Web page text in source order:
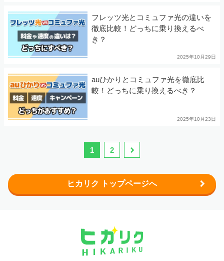
フレッツ光とコミュファ光の違いを
徹底比較！どっちに乗り換えるべ
き？
2025年10月29日
auひかりとコミュファ光を徹底比
較！どっちに乗り換えるべき？
2025年10月23日
1 2
ヒカリク トップページへ